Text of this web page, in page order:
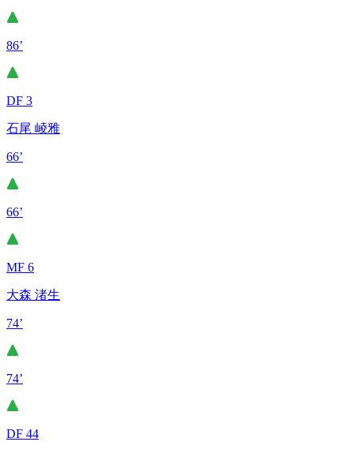
86’
DF 3
石尾 崚雅
66’
66’
MF 6
大森 渚生
74’
74’
DF 44